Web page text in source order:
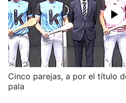
Ciclismo
Herri-kirolak
Balonmano
Kirolak 360
Cinco parejas, a por el título
pala